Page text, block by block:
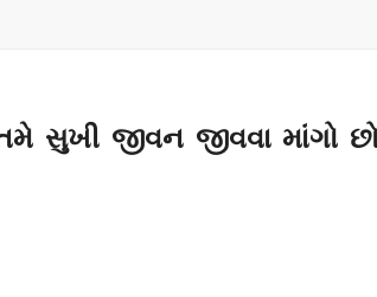
સુખી જીવન જીવવા માંગો